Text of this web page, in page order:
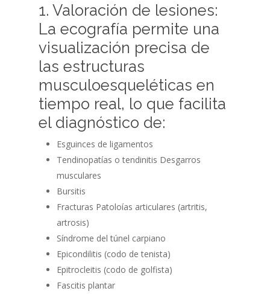
1. Valoración de lesiones:
La ecografía permite una
visualización precisa de
las estructuras
musculoesqueléticas en
tiempo real, lo que facilita
el diagnóstico de:
Esguinces de ligamentos
Tendinopatías o tendinitis Desgarros
musculares
Bursitis
Fracturas Patoloías articulares (artritis,
artrosis)
Síndrome del túnel carpiano
Epicondilitis (codo de tenista)
Epitrocleitis (codo de golfista)
Fascitis plantar